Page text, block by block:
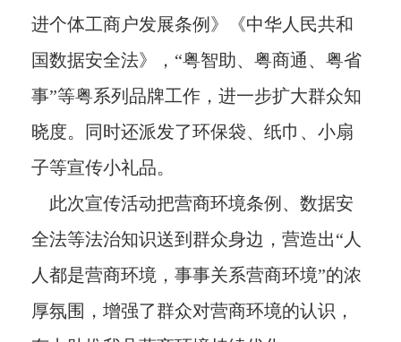
进个体工商户发展条例》《中华人民共和
国数据安全法》，“粤智助、粤商通、粤省
事”等粤系列品牌工作，进一步扩大群众知
晓度。同时还派发了环保袋、纸巾、小扇
子等宣传小礼品。
此次宣传活动把营商环境条例、数据安
全法等法治知识送到群众身边，营造出“人
人都是营商环境，事事关系营商环境”的浓
厚氛围，增强了群众对营商环境的认识，